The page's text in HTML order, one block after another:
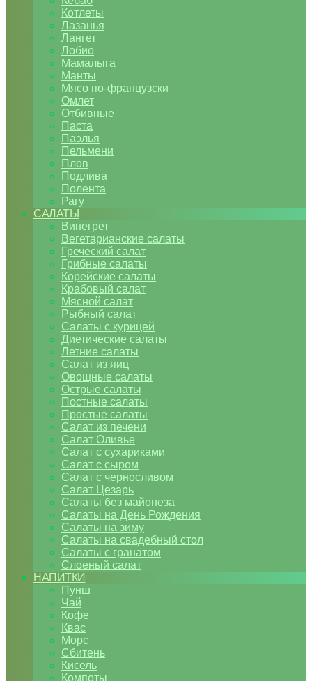
Котлеты
Лазанья
Лангет
Лобио
Мамалыга
Манты
Мясо по-французски
Омлет
Отбивные
Паста
Паэлья
Пельмени
Плов
Подлива
Полента
Рагу
САЛАТЫ
Винегрет
Вегетарианские салаты
Греческий салат
Грибные салаты
Корейские салаты
Крабовый салат
Мясной салат
Рыбный салат
Салаты с курицей
Диетические салаты
Летние салаты
Салат из яиц
Овощные салаты
Острые салаты
Постные салаты
Простые салаты
Салат из печени
Салат Оливье
Салат с сухариками
Салат с сыром
Салат с черносливом
Салат Цезарь
Салаты без майонеза
Салаты на День Рождения
Салаты на зиму
Салаты на свадебный стол
Салаты с гранатом
Слоеный салат
НАПИТКИ
Пунш
Чай
Кофе
Квас
Морс
Сбитень
Кисель
Компоты